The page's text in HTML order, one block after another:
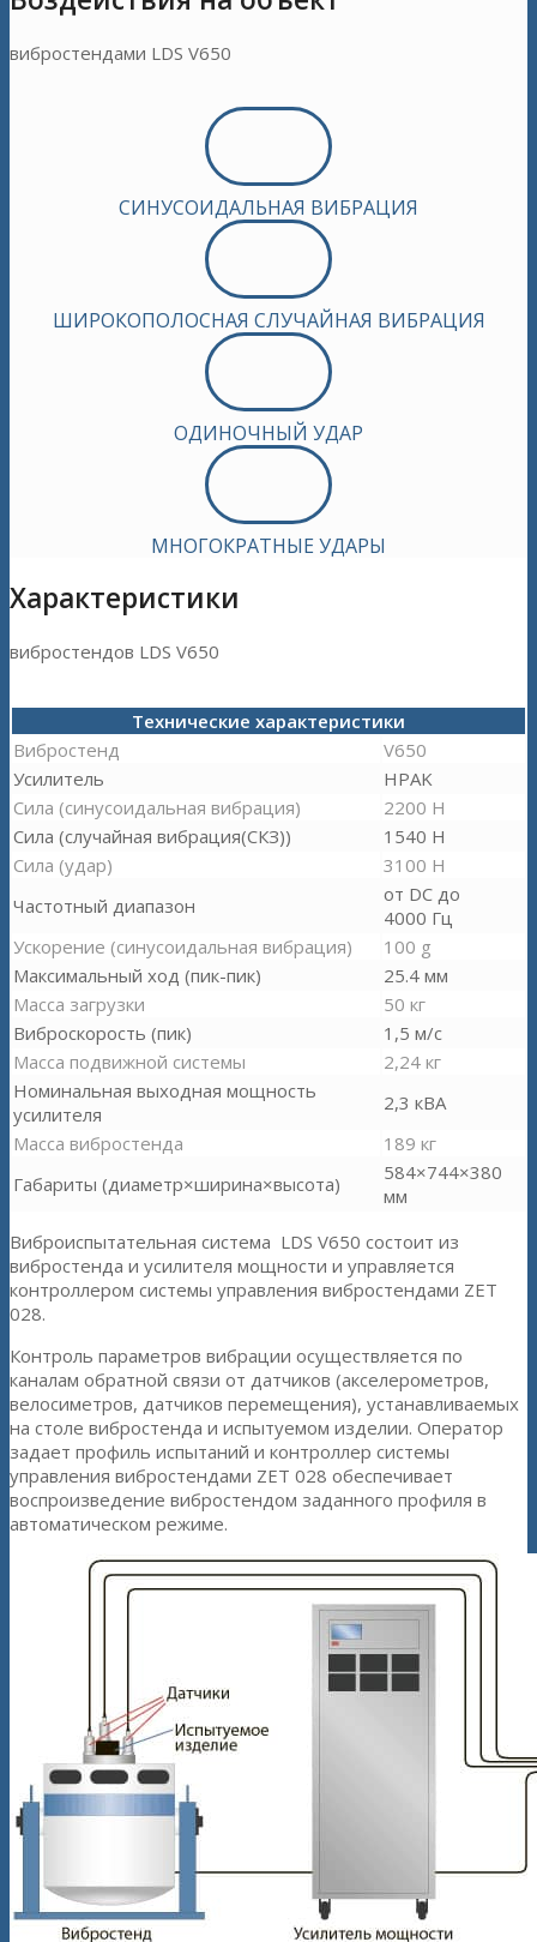
вибростендами LDS V650
СИНУСОИДАЛЬНАЯ ВИБРАЦИЯ
ШИРОКОПОЛОСНАЯ СЛУЧАЙНАЯ ВИБРАЦИЯ
ОДИНОЧНЫЙ УДАР
МНОГОКРАТНЫЕ УДАРЫ
Характеристики
вибростендов LDS V650
Технические характеристики
Вибростенд
V650
Усилитель
HPAK
Сила (синусоидальная вибрация)
2200 Н
Сила (случайная вибрация(СКЗ))
1540 Н
Сила (удар)
3100 Н
Частотный диапазон
от DC до
4000 Гц
Ускорение (синусоидальная вибрация)
100 g
Максимальный ход (пик-пик)
25.4 мм
Масса загрузки
50 кг
Виброскорость (пик)
1,5 м/с
Масса подвижной системы
2,24 кг
Номинальная выходная мощность
усилителя
2,3 кВА
Масса вибростенда
189 кг
Габариты (диаметр×ширина×высота)
584×744×380
мм
Виброиспытательная система LDS V650 состоит из
вибростенда и усилителя мощности и управляется
контроллером системы управления вибростендами ZET
028.
Контроль параметров вибрации осуществляется по
каналам обратной связи от датчиков (акселерометров,
велосиметров, датчиков перемещения), устанавливаемых
на столе вибростенда и испытуемом изделии. Оператор
задает профиль испытаний и контроллер системы
управления вибростендами ZET 028 обеспечивает
воспроизведение вибростендом заданного профиля в
автоматическом режиме.